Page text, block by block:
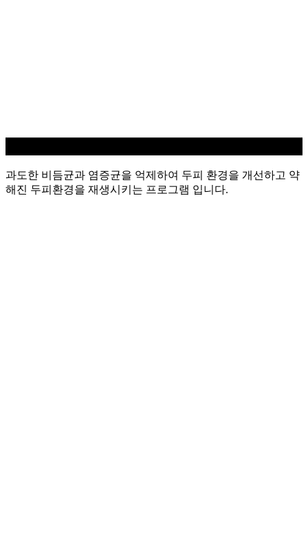
과도한 비듬균과 염증균을 억제하여 두피 환경을 개선하고 약
해진 두피환경을 재생시키는 프로그램 입니다.